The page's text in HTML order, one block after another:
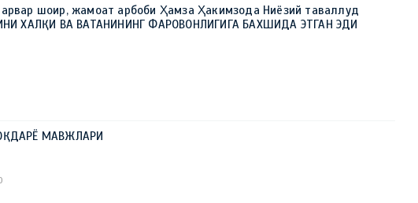
шоир, жамоат арбоби Ҳамза Ҳакимзода Ниёзий таваллуд
ХАЛҚИ ВА ВАТАНИНИНГ ФАРОВОНЛИГИГА БАХШИДА ЭТГАН ЭДИ
МАВЖЛАРИ